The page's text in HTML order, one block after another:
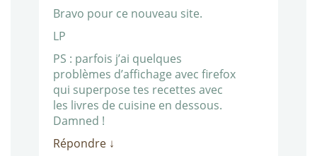
Bravo pour ce nouveau site.
LP
PS : parfois j’ai quelques
problèmes d’affichage avec firefox
qui superpose tes recettes avec
les livres de cuisine en dessous.
Damned !
Répondre ↓